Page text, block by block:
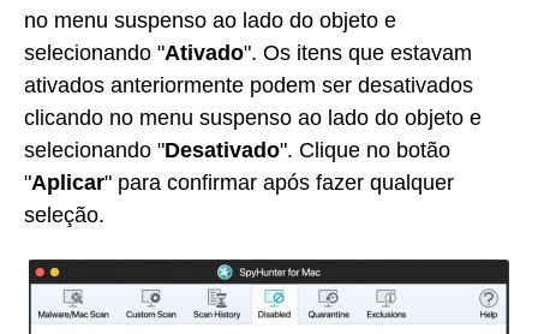
no menu suspenso ao lado do objeto e
selecionando "Ativado". Os itens que estavam
ativados anteriormente podem ser desativados
clicando no menu suspenso ao lado do objeto e
selecionando "Desativado". Clique no botão
"Aplicar" para confirmar após fazer qualquer
seleção.